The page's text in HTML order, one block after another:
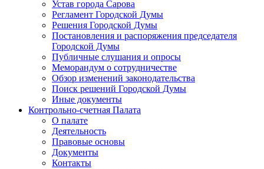
Устав города Сарова
Регламент Городской Думы
Решения Городской Думы
Постановления и распоряжения председателя
Городской Думы
Публичные слушания и опросы
Меморандум о сотрудничестве
Обзор изменений законодательства
Поиск решений Городской Думы
Иные документы
Контрольно-счетная Палата
О палате
Деятельность
Правовые основы
Документы
Контакты